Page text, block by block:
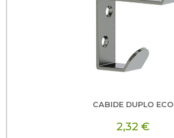
CABIDE DUPLO ECO
2,32 €